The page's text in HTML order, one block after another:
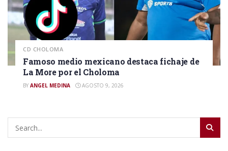
CD CHOLOMA
Famoso medio mexicano destaca fichaje de
La More por el Choloma
BY ANGEL MEDINA AGOSTO 9, 2026